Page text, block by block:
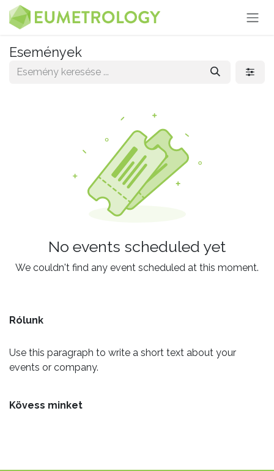
Kihagyás és továbblépés a tartalomhoz
Események
No events scheduled yet
We couldn't find any event scheduled at this moment.
Rólunk
Use this paragraph to write a short text about your
events or company.
Kövess minket